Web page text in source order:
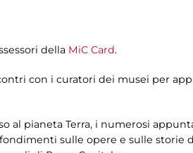
della MiC Card.
con i curatori dei musei per
al pianeta Terra, i numerosi
sulle opere e sulle storie